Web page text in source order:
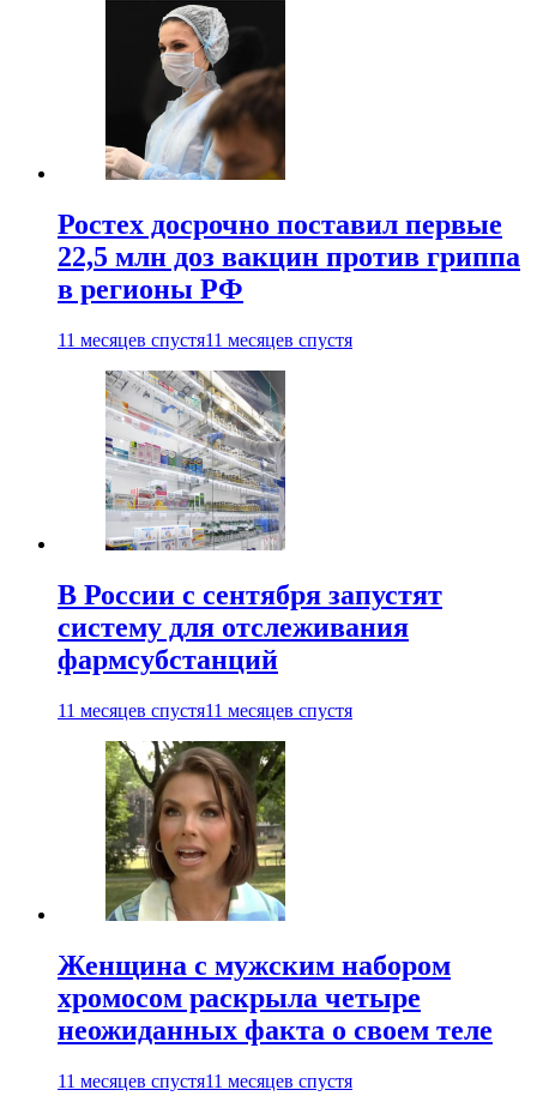
Ростех досрочно поставил первые
22,5 млн доз вакцин против гриппа
в регионы РФ
11 месяцев спустя11 месяцев спустя
В России с сентября запустят
систему для отслеживания
фармсубстанций
11 месяцев спустя11 месяцев спустя
Женщина с мужским набором
хромосом раскрыла четыре
неожиданных факта о своем теле
11 месяцев спустя11 месяцев спустя